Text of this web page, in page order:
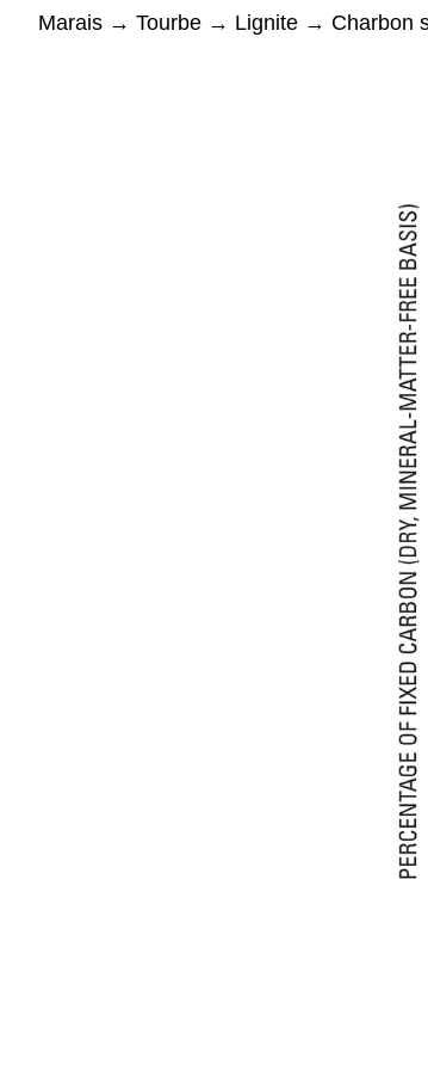
Marais → Tourbe → Lignite → Charbon